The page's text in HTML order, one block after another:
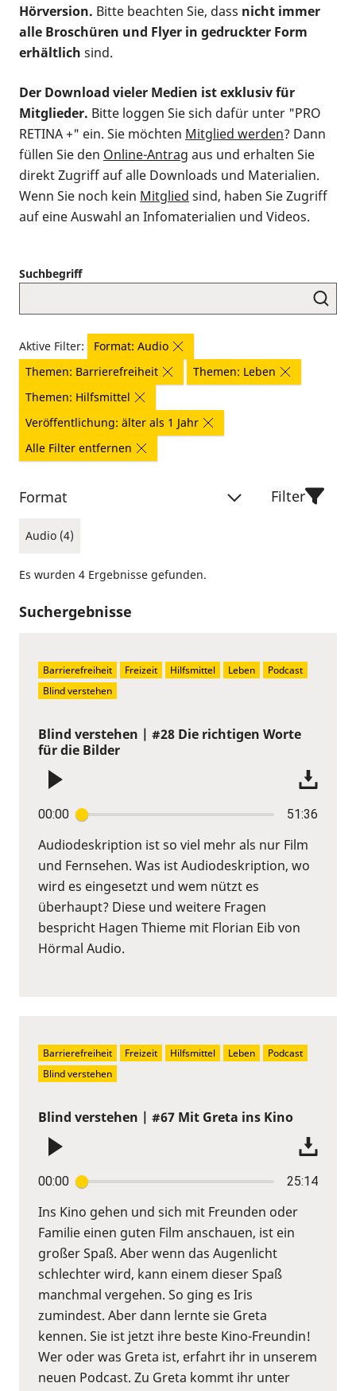
Hörversion. Bitte beachten Sie, dass nicht immer
alle Broschüren und Flyer in gedruckter Form
erhältlich sind.
Der Download vieler Medien ist exklusiv für
Mitglieder. Bitte loggen Sie sich dafür unter "PRO
RETINA +" ein. Sie möchten Mitglied werden? Dann
füllen Sie den Online-Antrag aus und erhalten Sie
direkt Zugriff auf alle Downloads und Materialien.
Wenn Sie noch kein Mitglied sind, haben Sie Zugriff
auf eine Auswahl an Infomaterialien und Videos.
Suchbegriff
Aktive Filter:
Format: Audio
Themen: Barrierefreiheit
Themen: Leben
Themen: Hilfsmittel
Veröffentlichung: älter als 1 Jahr
Alle Filter entfernen
Format
Audio (4)
Filter
Es wurden 4 Ergebnisse gefunden.
Suchergebnisse
Blind verstehen | #28 Die richtigen Worte
für die Bilder
00:00 51:36
Audiodeskription ist so viel mehr als nur Film
und Fernsehen. Was ist Audiodeskription, wo
wird es eingesetzt und wem nützt es
überhaupt? Diese und weitere Fragen
bespricht Hagen Thieme mit Florian Eib von
Hörmal Audio.
Barrierefreiheit Freizeit Hilfsmittel Leben
Podcast
Blind verstehen
Blind verstehen | #67 Mit Greta ins Kino
00:00 25:14
Ins Kino gehen und sich mit Freunden oder
Familie einen guten Film anschauen, ist ein
großer Spaß. Aber wenn das Augenlicht
schlechter wird, kann einem dieser Spaß
manchmal vergehen. So ging es Iris
zumindest. Aber dann lernte sie Greta
kennen. Sie ist jetzt ihre beste Kino-Freundin!
Wer oder was Greta ist, erfahrt ihr in unserem
neuen Podcast. Zu Greta kommt ihr unter
Barrierefreiheit Freizeit Hilfsmittel Leben
Podcast
Blind verstehen